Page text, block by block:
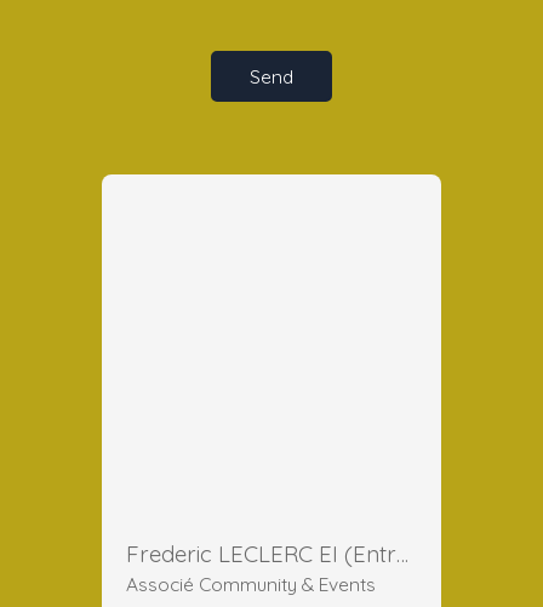
Send
Frederic LECLERC EI (Entreprise Individuelle)
Associé Community & Events